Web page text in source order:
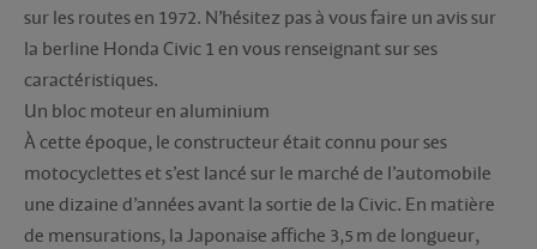
sur les routes en 1972. N’hésitez pas à vous faire un avis sur
la berline Honda Civic 1 en vous renseignant sur ses
caractéristiques.
Un bloc moteur en aluminium
À cette époque, le constructeur était connu pour ses
motocyclettes et s’est lancé sur le marché de l’automobile
une dizaine d’années avant la sortie de la Civic. En matière
de mensurations, la Japonaise affiche 3,5 m de longueur,